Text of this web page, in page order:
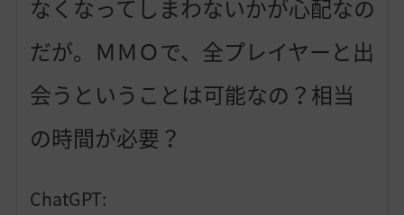
なくなってしまわないかが心配なの
だが。ＭＭＯで、全プレイヤーと出
会うということは可能なの？相当
の時間が必要？
ChatGPT: